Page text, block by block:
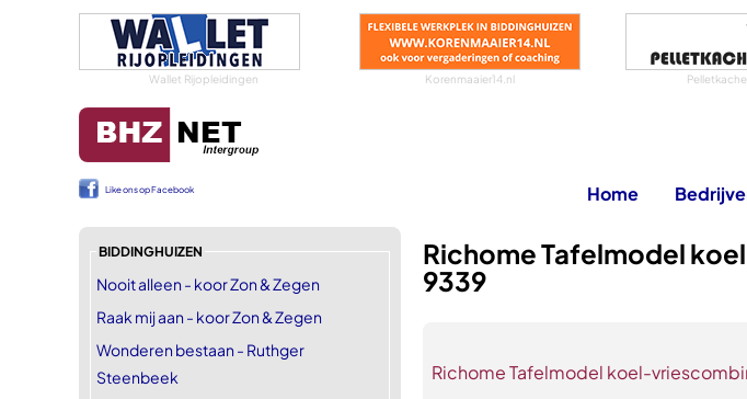
Wallet Rijopleidingen Korenmaaier14.nl
Like ons op Facebook Home
BIDDINGHUIZEN
Nooit alleen - koor Zon & Zegen
Raak mij aan - koor Zon & Zegen
Wonderen bestaan - Ruthger
Steenbeek
Richome Tafelmodel
9339
Richome Tafelmodel koel-